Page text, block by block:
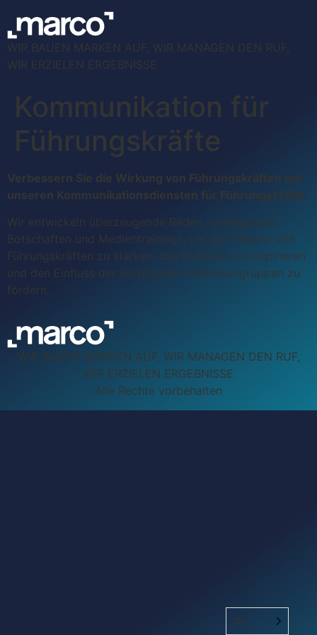
WIR BAUEN MARKEN AUF, WIR MANAGEN DEN RUF,
WIR ERZIELEN ERGEBNISSE
Kommunikation für
Führungskräfte
Verbessern Sie die Wirkung von Führungskräften mit
unseren Kommunikationsdiensten für Führungskräfte.
Wir entwickeln überzeugende Reden, strategische
Botschaften und Medientrainings, um die Präsenz von
Führungskräften zu stärken, das Publikum zu inspirieren
und den Einfluss der wichtigsten Interessengruppen zu
fördern.
WIR BAUEN MARKEN AUF, WIR MANAGEN DEN RUF,
WIR ERZIELEN ERGEBNISSE
Alle Rechte vorbehalten
DE